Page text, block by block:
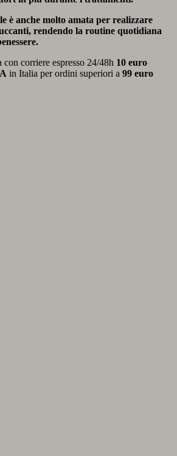
è anche molto amata per realizzare
rendendo la routine quotidiana
corriere espresso 24/48h 10 euro
in Italia per ordini superiori a 99 euro